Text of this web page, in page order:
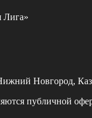
Лига»
Новгород,
публичной